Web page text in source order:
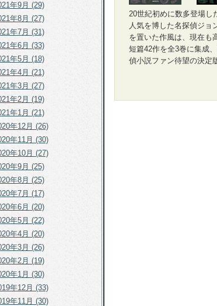
20世紀初めに数多登場し
人気を博した名探偵ジョ
を置いた作風は、現在も
短篇42作を全3巻に集成
偵小説ファン待望の決定
年9月 (29)
年8月 (27)
年7月 (31)
年6月 (33)
年5月 (18)
年4月 (21)
年3月 (27)
年2月 (19)
年1月 (21)
年12月 (26)
年11月 (30)
年10月 (27)
年9月 (25)
年8月 (25)
年7月 (17)
年6月 (20)
年5月 (22)
年4月 (20)
年3月 (26)
年2月 (19)
年1月 (30)
年12月 (33)
年11月 (30)